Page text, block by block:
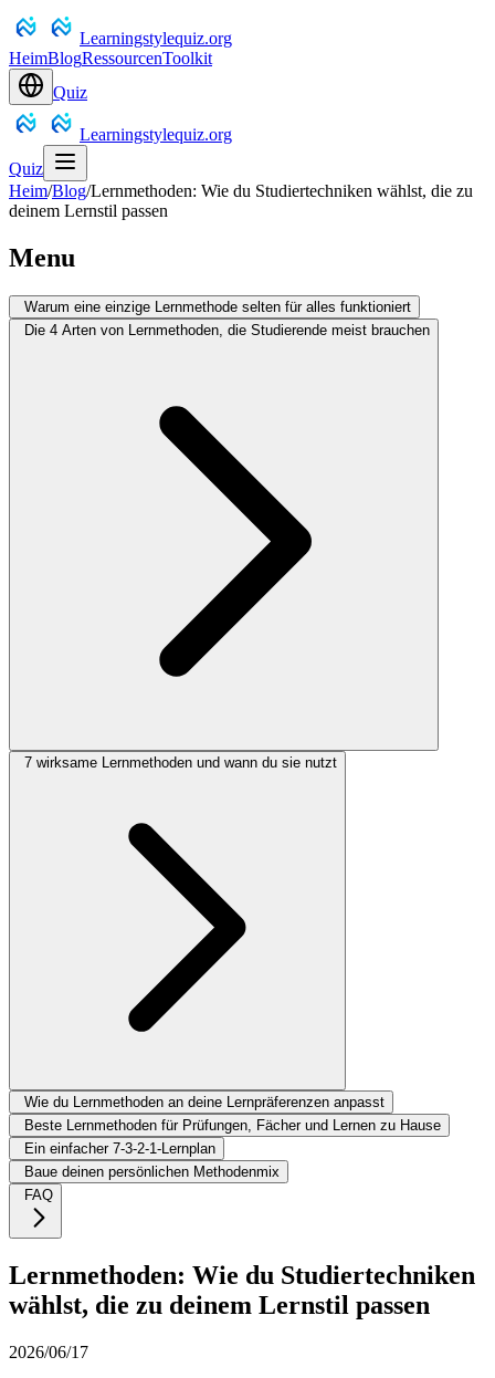
Learningstylequiz.org
HeimBlogRessourcenToolkit
Quiz
Learningstylequiz.org
Quiz
Heim/Blog/Lernmethoden: Wie du Studiertechniken wählst, die zu
deinem Lernstil passen
Menu
Warum eine einzige Lernmethode selten für alles funktioniert
Die 4 Arten von Lernmethoden, die Studierende meist brauchen
7 wirksame Lernmethoden und wann du sie nutzt
Wie du Lernmethoden an deine Lernpräferenzen anpasst
Beste Lernmethoden für Prüfungen, Fächer und Lernen zu Hause
Ein einfacher 7-3-2-1-Lernplan
Baue deinen persönlichen Methodenmix
FAQ
Lernmethoden: Wie du Studiertechniken
wählst, die zu deinem Lernstil passen
2026/06/17